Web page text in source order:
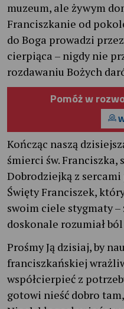
muzeum, ale żywym
Franciszkanie od
do Boga prowadzi
cierpiąca – nigdy nie
rozdawaniu Bożych
Pomóż w
Kończąc naszą
śmierci św. Franciszka,
Dobrodziejką z
Święty Franciszek,
swoim ciele stygmaty
doskonale rozumiał
Prośmy Ją dzisiaj, by
franciszkańskiej
współcierpieć z
gotowi nieść dobro